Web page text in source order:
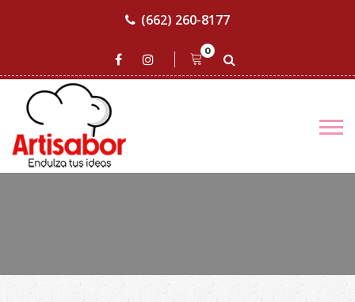
(662) 260-8177
0